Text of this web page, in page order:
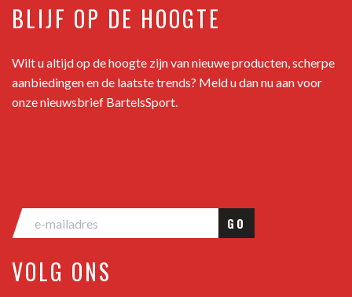
BLIJF OP DE HOOGTE
Wilt u altijd op de hoogte zijn van nieuwe producten, scherpe
aanbiedingen en de laatste trends? Meld u dan nu aan voor
onze nieuwsbrief BartelsSport.
GO
VOLG ONS